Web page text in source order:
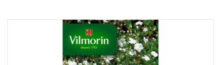
La boutique
Promotions et évènements